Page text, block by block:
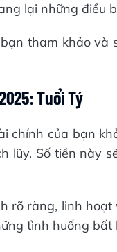
lại những điều
tham khảo và
Tuổi Tý
chính của bạn
lũy. Số tiền này
rõ ràng, linh
tình huống bất